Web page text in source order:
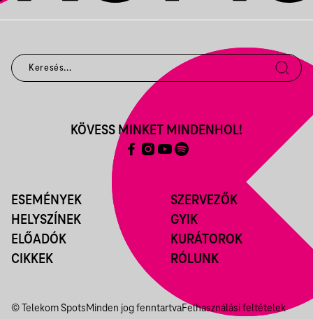
ESEMÉNYEK
HELYSZÍNEK
ELŐADÓK
CIKKEK
SZERVEZŐK
GYIK
KURÁTOROK
RÓLUNK
KÖVESS MINKET MINDENHOL!
© Telekom SpotsMinden jog fenntartvaFelhasználási feltételek